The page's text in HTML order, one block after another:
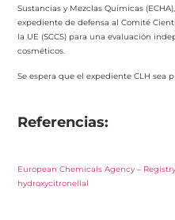
Sustancias y Mezclas Químicas
expediente de defensa al Comité
la UE (SCCS) para una evaluación
cosméticos.
Se espera que el expediente CLH sea
Referencias:
European Chemicals Agency –
hydroxycitronellal